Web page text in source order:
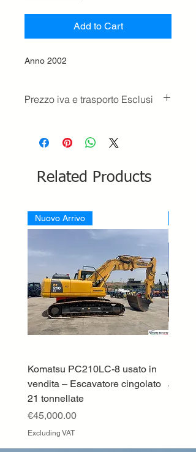
Add to Cart
Anno 2002
Prezzo iva e trasporto Esclusi
Related Products
Nuovo Arrivo
Komatsu PC210LC-8 usato in
vendita – Escavatore cingolato
21 tonnellate
Price
€45,000.00
Excluding VAT
Price